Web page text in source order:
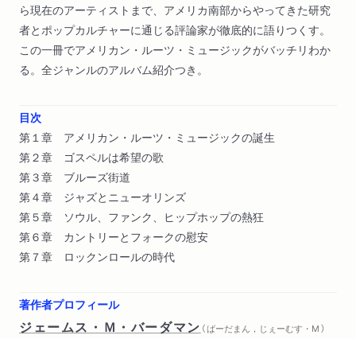
ら現在のアーティストまで、アメリカ南部からやってきた研究
者とポップカルチャーに通じる評論家が徹底的に語りつくす。
この一冊でアメリカン・ルーツ・ミュージックがバッチリわか
る。全ジャンルのアルバム紹介つき。
目次
第１章 アメリカン・ルーツ・ミュージックの誕生
第２章 ゴスペルは希望の歌
第３章 ブルーズ街道
第４章 ジャズとニューオリンズ
第５章 ソウル、ファンク、ヒップホップの熱狂
第６章 カントリーとフォークの慰安
第７章 ロックンロールの時代
著作者プロフィール
ジェームス・Ｍ・バーダマン （ ばーだまん，じぇーむす・M ）